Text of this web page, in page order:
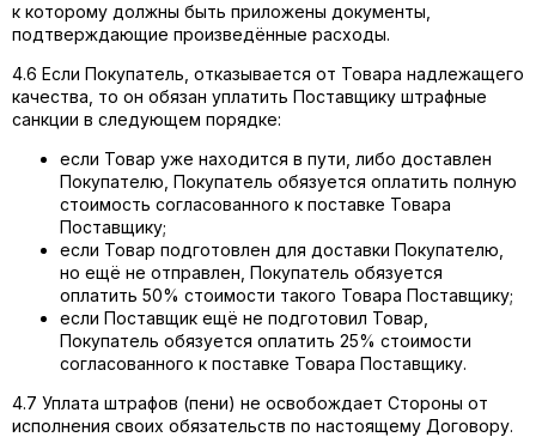
к которому должны быть приложены документы,
подтверждающие произведённые расходы.
4.6 Если Покупатель, отказывается от Товара надлежащего
качества, то он обязан уплатить Поставщику штрафные
санкции в следующем порядке:
если Товар уже находится в пути, либо доставлен
Покупателю, Покупатель обязуется оплатить полную
стоимость согласованного к поставке Товара
Поставщику;
если Товар подготовлен для доставки Покупателю,
но ещё не отправлен, Покупатель обязуется
оплатить 50% стоимости такого Товара Поставщику;
если Поставщик ещё не подготовил Товар,
Покупатель обязуется оплатить 25% стоимости
согласованного к поставке Товара Поставщику.
4.7 Уплата штрафов (пени) не освобождает Стороны от
исполнения своих обязательств по настоящему Договору.